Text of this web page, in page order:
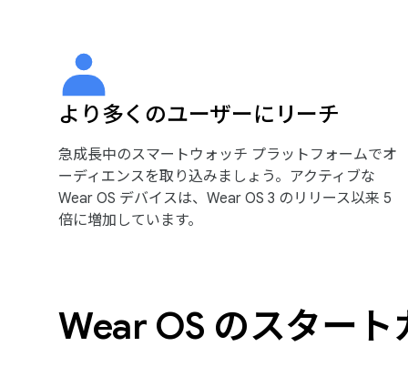
より多くのユーザーにリーチ
急成長中のスマートウォッチ プラットフォームでオ
ーディエンスを取り込みましょう。アクティブな
Wear OS デバイスは、Wear OS 3 のリリース以来 5
倍に増加しています。
Wear OS のスタート